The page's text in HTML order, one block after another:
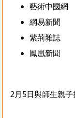
藝術中國網
網易新聞
紫荊雜誌
鳳凰新聞
2月5日與師生親